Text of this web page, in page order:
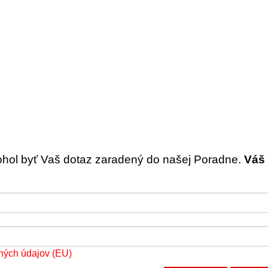
byť Vaš dotaz zaradený do našej Poradne. Váš
údajov (EU)